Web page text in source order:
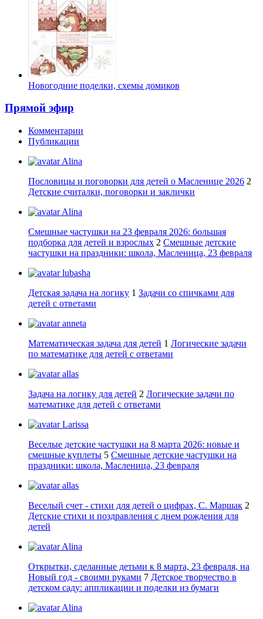
Новогодние поделки, схемы домиков
Прямой эфир
Комментарии
Публикации
Alina
Пословицы и поговорки для детей о Масленице 2026 2
Детские считалки, поговорки и заклички
Alina
Смешные частушки на 23 февраля 2026: большая
подборка для детей и взрослых 2 Смешные детские
частушки на праздники: школа, Масленица, 23 февраля
lubasha
Детская задача на логику 1 Задачи со спичками для
детей с ответами
anneta
Математическая задача для детей 1 Логические задачи
по математике для детей с ответами
allas
Задача на логику для детей 2 Логические задачи по
математике для детей с ответами
Larissa
Веселые детские частушки на 8 марта 2026: новые и
смешные куплеты 5 Смешные детские частушки на
праздники: школа, Масленица, 23 февраля
allas
Веселый счет - стихи для детей о цифрах, С. Маршак 2
Детские стихи и поздравления с днем рождения для
детей
Alina
Открытки, сделанные детьми к 8 марта, 23 февраля, на
Новый год - своими руками 7 Детское творчество в
детском саду: аппликации и поделки из бумаги
Alina